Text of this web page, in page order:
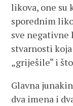
likova, one su
sporednim
sve
stvarnosti
„griješile“ i
Glavna
dva imena i